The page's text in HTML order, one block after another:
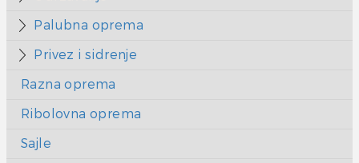
Palubna oprema
Privez i sidrenje
Razna oprema
Ribolovna oprema
Sajle